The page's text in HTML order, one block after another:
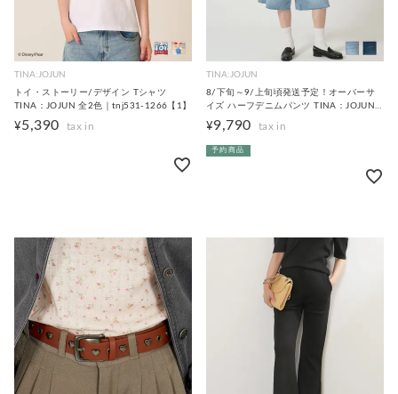
TINA:JOJUN
トイ・ストーリー/デザイン Tシャツ
TINA：JOJUN 全2色｜tnj531-1266【1】
¥5,390
TINA:JOJUN
8/下旬～9/上旬頃発送予定！オーバーサ
イズ ハーフデニムパンツ TINA：JOJUN
全2色｜tnj731-1134【4】
¥9,790
予約商品